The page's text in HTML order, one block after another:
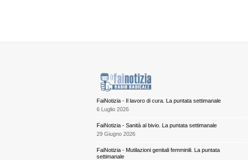
FaiNotizia - Il lavoro di cura. La puntata settimanale
6 Luglio 2026
FaiNotizia - Sanità al bivio. La puntata settimanale
29 Giugno 2026
FaiNotizia - Mutilazioni genitali femminili. La puntata
settimanale